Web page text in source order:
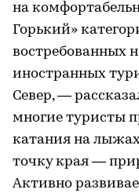
на
Горький»
востребованных
иностранных
Север, —
многие туристы
катания на
точку края —
Активно